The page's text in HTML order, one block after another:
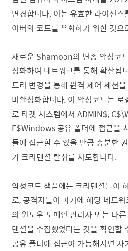
변경합니다. 이는 유효한 라이선
이버의 코드를 우회하기 위한 것으
새로운 Shamoon의 변종 악성코
성화하여 네트워크를 통해 확산됩
트리 변경을 통해 원격 제어 세션
비활성화합니다. 이 악성코드는 로
로 타겟 시스템에서 ADMIN$,
E$Windows 공유 폴더에 접근을
들에 접근할 수 있을 만큼 충분한
가크리덴셜 탈취를 시도합니다.
악성코드 샘플에는 크리덴셜들이
로, 공격자들이 과거에 해당 네트
의 윈도우 도메인 관리자 또는 다
덴셜을 수집했었다는 것을 확인할
공유 폴더에 접근이 가능해지면 자